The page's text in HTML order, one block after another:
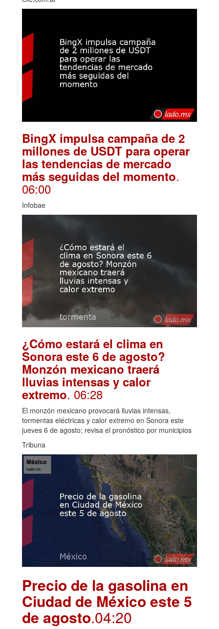
BingX impulsa campaña de 2
millones de USDT para operar
las tendencias de mercado
más seguidas del momento.
06:00
Infobae
¿Cómo estará el clima en
Sonora este 6 de agosto?
Monzón mexicano traerá
lluvias intensas y calor
extremo. 06:28
El monzón mexicano provocará lluvias intensas,
tormentas eléctricas y calor extremo en Sonora este
jueves 6 de agosto; revisa el pronóstico por municipios
Tribuna
Precio de la gasolina en
Ciudad de México este 5
de agosto.04:20